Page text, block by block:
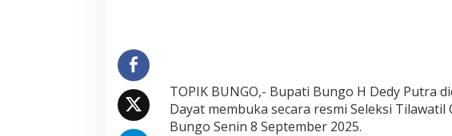
u
p
T
O
TOPIK BUNGO,- Bupati Bungo H Dedy Putra
Dayat membuka secara resmi Seleksi
Bungo Senin 8 September 2025.